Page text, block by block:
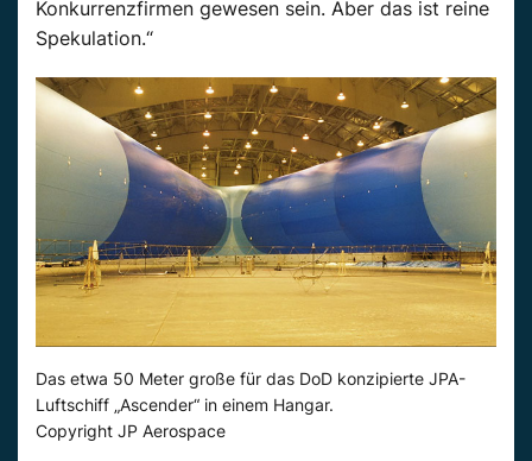
Konkurrenzfirmen gewesen sein. Aber das ist reine
Spekulation.“
Das etwa 50 Meter große für das DoD konzipierte JPA-
Luftschiff „Ascender“ in einem Hangar.
Copyright JP Aerospace